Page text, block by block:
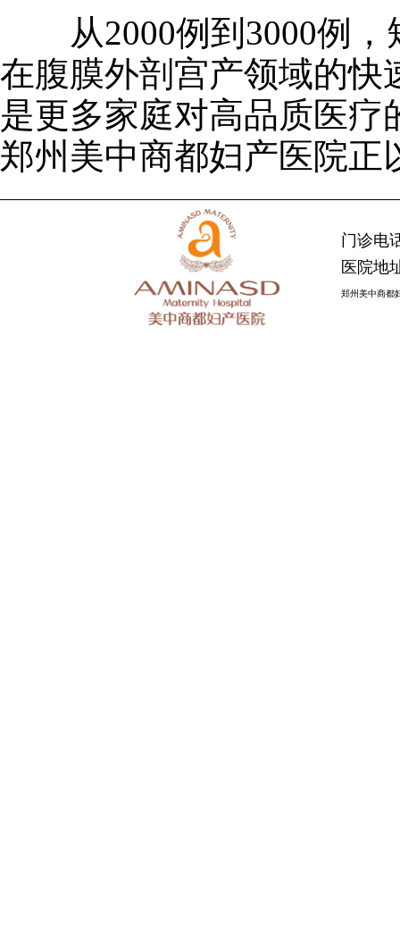
从2000例到3000例，
在腹膜外剖宫产领域的快
是更多家庭对高品质医
郑州美中商都妇产医院正
门诊电
医院地
郑州美中商都